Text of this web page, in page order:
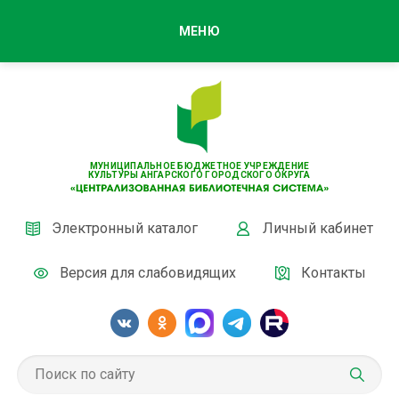
МУНИЦИПАЛЬНОЕ БЮДЖЕТНОЕ УЧРЕЖДЕНИЕ
КУЛЬТУРЫ АНГАРСКОГО ГОРОДСКОГО ОКРУГА
Электронный каталог Личный кабинет
Версия для слабовидящих Контакты
МЕНЮ